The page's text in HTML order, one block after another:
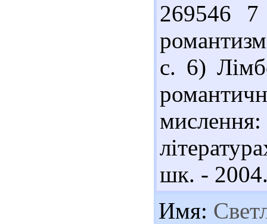
269546
с. 6)
шк. -
Имя: